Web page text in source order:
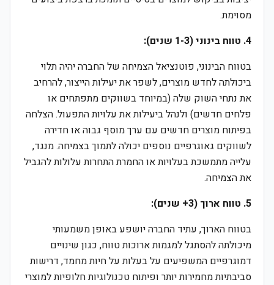
מסוימת.
4. טווח בינוני (1-3 שנים):
בטווח הבינוני, פוטנציאל הצמיחה של החברה יהיה תלוי
ביכולתה לחדש מוצרים, לשפר את יעילות הייצור, להרחיב
את נתחי השוק שלה (במיוחד בשווקים מתפתחים או
פלחים חדשים) ולנהל ביעילות את עלויות התפעול. הצלחה
בפיתוח מוצרים חדשים עם ערך מוסף גבוה או חדירה
לשווקים גאוגרפיים נוספים יכולה לתמוך בצמיחה. מנגד,
עלייה מתמשכת בעלויות או החמרת התחרות עלולות להגביל
את הצמיחה.
5. טווח ארוך (3+ שנים):
בטווח הארוך, עתיד החברה יושפע באופן משמעותי
מיכולתה להסתגל למגמות ארוכות טווח, כגון שינויים
דמוגרפיים המשפיעים על בעלות על חיות מחמד, דרישות
סביבתיות מחמירות יותר ופיתוח טכנולוגיות חלופיות למוצרי